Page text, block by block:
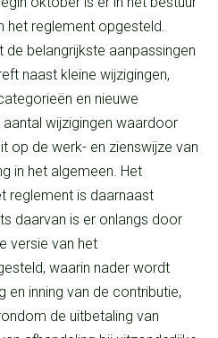
het reglement opgesteld.
belangrijkste aanpassingen
naast kleine wijzigingen,
en nieuwe
wijzigingen waardoor
op de werk- en zienswijze van
in het algemeen. Het
reglement is daarnaast
daarvan is er onlangs door
versie van het
waarin nader wordt
en inning van de contributie,
de uitbetaling van